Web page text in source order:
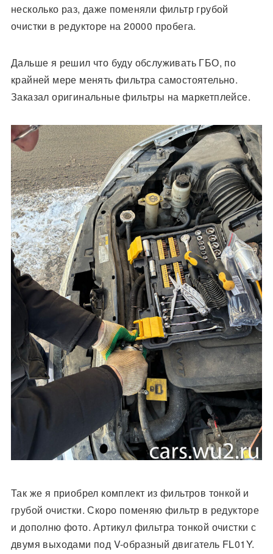
несколько раз, даже поменяли фильтр грубой
очистки в редукторе на 20000 пробега.
Дальше я решил что буду обслуживать ГБО, по
крайней мере менять фильтра самостоятельно.
Заказал оригинальные фильтры на маркетплейсе.
Так же я приобрел комплект из фильтров тонкой и
грубой очистки. Скоро поменяю фильтр в редукторе
и дополню фото. Артикул фильтра тонкой очистки с
двумя выходами под V-образный двигатель FL01Y.